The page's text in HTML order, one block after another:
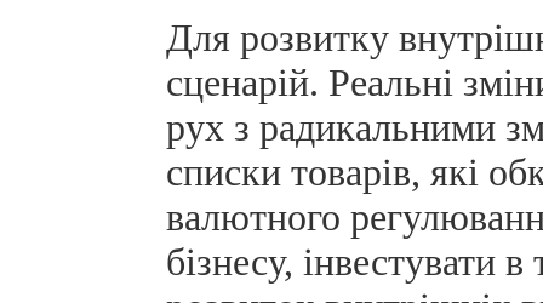
Для розвитку
сценарій. Реальні
рух з радикальними
списки товарів, які
валютного
бізнесу, інвестувати